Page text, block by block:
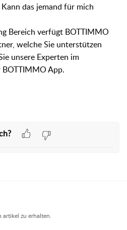
das jemand für mich
Bereich verfügt BOTTIMMO
welche Sie unterstützen
unsere Experten im
BOTTIMMO App.
artikel zu erhalten.